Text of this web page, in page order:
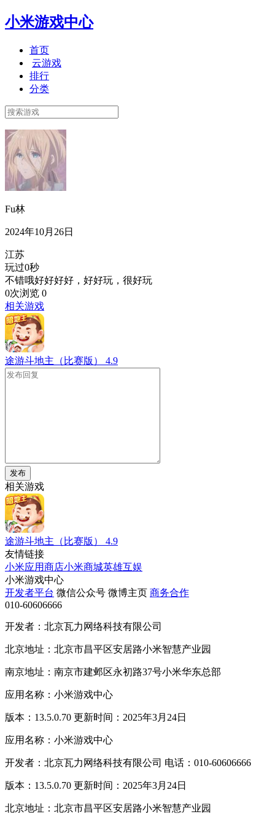
小米游戏中心
首页
云游戏
排行
分类
Fu林
2024年10月26日
江苏
玩过0秒
不错哦好好好好，好好玩，很好玩
0次浏览 0
相关游戏
途游斗地主（比赛版） 4.9
发布
相关游戏
途游斗地主（比赛版）
4.9
友情链接
小米应用商店小米商城英雄互娱
小米游戏中心
开发者平台 微信公众号 微博主页 商务合作
010-60606666
开发者：北京瓦力网络科技有限公司
北京地址：北京市昌平区安居路小米智慧产业园
南京地址：南京市建邺区永初路37号小米华东总部
应用名称：小米游戏中心
版本：13.5.0.70 更新时间：2025年3月24日
应用名称：小米游戏中心
开发者：北京瓦力网络科技有限公司 电话：010-60606666
版本：13.5.0.70 更新时间：2025年3月24日
北京地址：北京市昌平区安居路小米智慧产业园